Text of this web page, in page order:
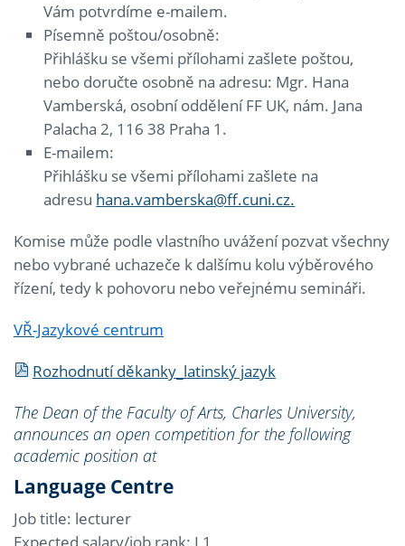
Vám potvrdíme e-mailem.
Písemně poštou/osobně:
Přihlášku se všemi přílohami zašlete poštou,
nebo doručte osobně na adresu: Mgr. Hana
Vamberská, osobní oddělení FF UK, nám. Jana
Palacha 2, 116 38 Praha 1.
E-mailem:
Přihlášku se všemi přílohami zašlete na
adresu hana.vamberska@ff.cuni.cz.
Komise může podle vlastního uvážení pozvat všechny
nebo vybrané uchazeče k dalšímu kolu výběrového
řízení, tedy k pohovoru nebo veřejnému semináři.
VŘ-Jazykové centrum
Rozhodnutí děkanky_latinský jazyk
The Dean of the Faculty of Arts, Charles University,
announces an open competition for the following
academic position at
Language Centre
Job title: lecturer